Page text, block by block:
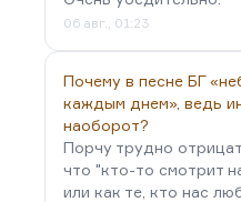
она не была
продолжала давний
Что здесь важно?
русской литературе —
спущенный на…
06 авг., 01:23
Почему в песне БГ
каждым днем», ведь
наоборот?
Порчу трудно
что "кто-то смотрит
или как те, кто нас